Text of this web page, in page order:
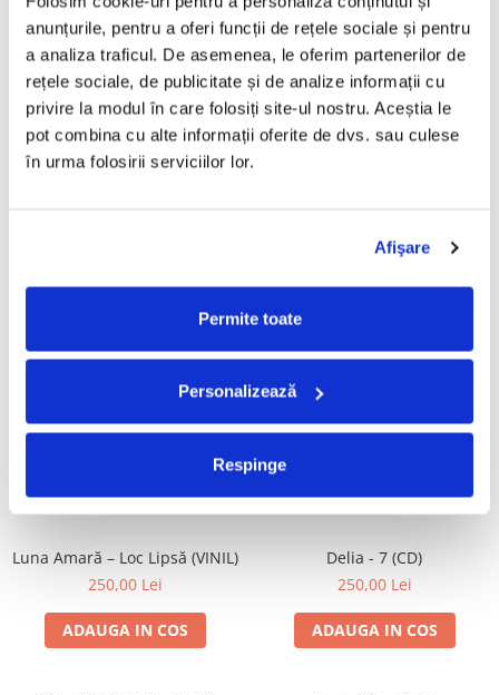
anunțurile, pentru a oferi funcții de rețele sociale și pentru
a analiza traficul. De asemenea, le oferim partenerilor de
rețele sociale, de publicitate și de analize informații cu
privire la modul în care folosiți site-ul nostru. Aceștia le
pot combina cu alte informații oferite de dvs. sau culese
în urma folosirii serviciilor lor.
Afişare
Permite toate
Personalizează
Respinge
Mădălina Manole - Dulce De
Tot, (CD)
99,99 Lei
ADAUGA IN COS
Taraful de la Vărbilău –
Povestea de la Vărbilău – -
Electrecord, (Disc Vinil)
189,00 Lei
50,00 Lei
Cargo- Spiritus Sanctus (Editie
150,00 Lei
Vița De Vie – În Corzi (Live
220,00 Lei
Luna Amară – Loc Lipsă (VINIL)
250,00 Lei
ADAUGA IN COS
Delia - 7 (CD)
250,00 Lei
ADAUGA IN COS